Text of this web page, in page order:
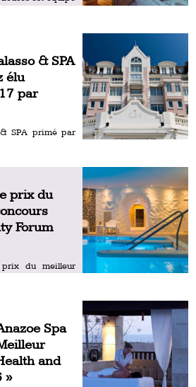
& SPA
élu
par
SPA primé par
s’est vu
classement des
prix du
Forum
prix du meilleur
Awards, premier
le savoir-faire
Spa
and
»